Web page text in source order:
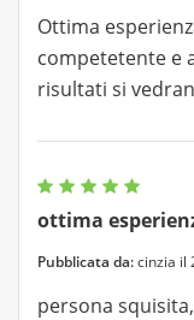
Ottima
competetente e
risultati si
ottima
Pubblicata da:cinzia il
persona